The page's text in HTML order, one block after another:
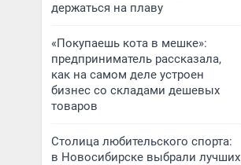
держаться на плаву
«Покупаешь кота в мешке»:
предприниматель рассказала,
как на самом деле устроен
бизнес со складами дешевых
товаров
Столица любительского спорта:
в Новосибирске выбрали лучших